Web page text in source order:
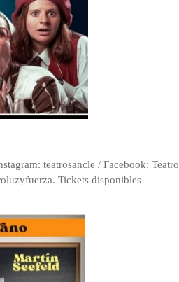
teatrosancle / Facebook: Teatro
Tickets disponibles